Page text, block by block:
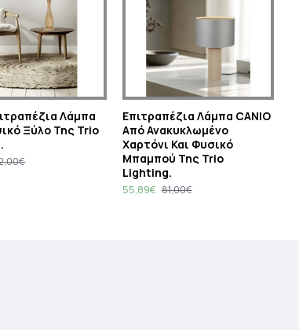
Λάμπα
Ξύλο Της Trio
Eπιτραπέζια Λάμπα CANIO
Από Ανακυκλωμένο
Χαρτόνι Και Φυσικό
Μπαμπού Της Trio
Lighting.
55,89€ 81,00€